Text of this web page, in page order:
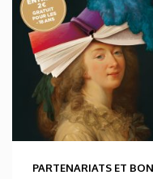
PARTENARIATS ET